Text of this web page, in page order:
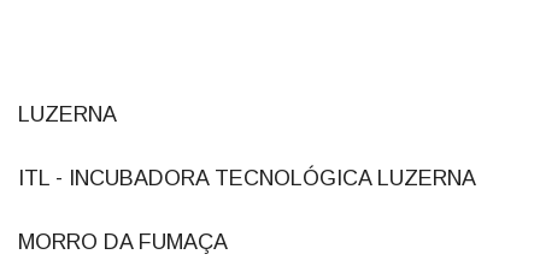
LUZERNA
ITL - INCUBADORA TECNOLÓGICA LUZERNA
MORRO DA FUMAÇA